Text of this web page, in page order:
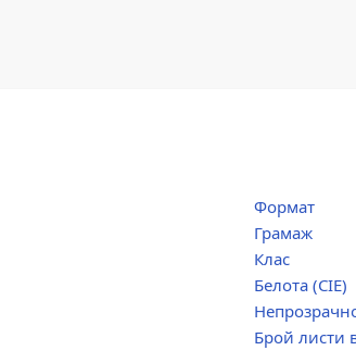
Формат
Грамаж
Клас
Белота (CIE)
Брой листи